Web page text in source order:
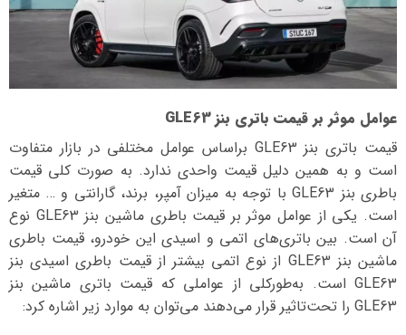
عوامل موثر بر قیمت باتری بنز GLE63
قیمت باتری بنز GLE63 بر‌اساس عوامل مختلفی در بازار متفاوت
است و به همین دلیل قیمت واحدی ندارد. به صورت کلی قیمت
باطری بنز GLE63 با توجه به میزان آمپر، برند، گارانتی و … متغیر
است. یکی از عوامل موثر بر قیمت باطری ماشین بنز GLE63 نوع
آن است. بین باتری‌های اتمی و اسیدی این خودرو، قیمت باطری
ماشین بنز GLE63 از نوع اتمی بیشتر از قیمت باطری اسیدی بنز
GLE63 است. به‌طورکلی از عواملی که قیمت باتری ماشین بنز
GLE63 را تحت‌تاثیر قرار می‌دهند می‌توان به موارد زیر اشاره کرد: